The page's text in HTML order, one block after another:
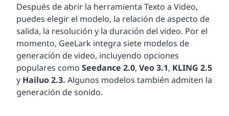
Después de abrir la herramienta Texto a Video,
puedes elegir el modelo, la relación de aspecto de
salida, la resolución y la duración del video. Por el
momento, GeeLark integra siete modelos de
generación de video, incluyendo opciones
populares como Seedance 2.0, Veo 3.1, KLING 2.5
y Hailuo 2.3. Algunos modelos también admiten la
generación de sonido.